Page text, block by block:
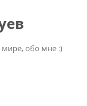
обо мне :)